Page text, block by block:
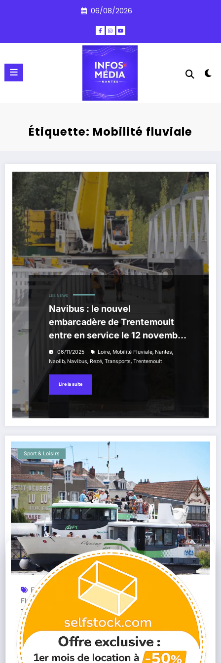
06/08/2026
Étiquette: Mobilité fluviale
LES NEWS
Navibus : le nouvel
embarcadère de Trentemoult
entre en service le 12 novembre
à Nantes
06/11/2025 Loire, Mobilité Fluviale, Nantes,
Naolib, Navibus, Rezé, Transports, Trentemoult
Lire la suite
Sport & Loisirs
Environnement Fortement Fréquenté
Fluviale
Nantes Métropole Navibus,Rezé
Transport Public
Trentemoult
Extension de la ligne N2 du Navibus : arrivée
du nouvel embarcadère « Trentemoult –
Sablières » automne 2025